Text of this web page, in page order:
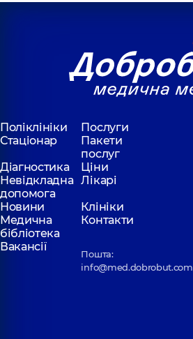
Поліклініки
Послуги
Стаціонар
Пакети
послуг
Діагностика
Ціни
Невідкладна
допомога
Лікарі
Новини
Клініки
Медична
бібліотека
Контакти
Вакансії
Пошта:
info@med.dobrobut.com